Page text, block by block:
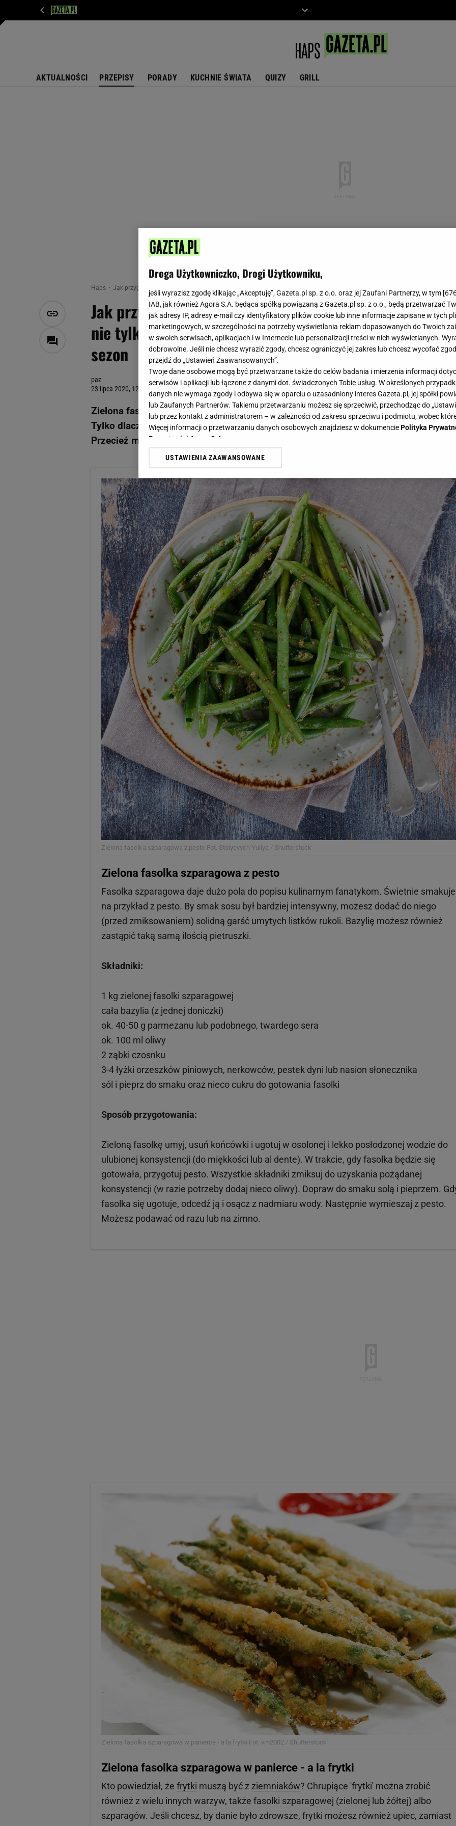
AKTUALNOŚCI PRZEPISY PORADY KUCHNIE ŚWIATA QUIZY GRILL
Haps Jak przygotować
Jak przyrządzić zieloną fasolkę szparagową? Jest
nie tylko z bułką tartą! Mamy 5 prostych przepisów na
sezon
paz
23 lipca 2020, 12:25
Zielona fasolka to obok cukinii, bobu i kalafiora, jedno z najlepszych letnich
Tylko dlaczego tak często traktujemy ją po macoszemu i serwujemy tylko z bułką?
Przecież można ją przyrządzić na tyle pysznych sposobów!
Zielona fasolka szparagowa z pesto Fot. Stolyevych Yuliya / Shutterstock
Zielona fasolka szparagowa z pesto
Fasolka szparagowa daje dużo pola do popisu kulinarnym fanatykom. Świetnie smakuje
na przykład z pesto. By smak sosu był bardziej intensywny, możesz dodać do niego
(przed zmiksowaniem) solidną garść umytych listków rukoli. Bazylię możesz również
zastąpić taką samą ilością pietruszki.
Składniki:
1 kg zielonej fasolki szparagowej
cała bazylia (z jednej doniczki)
ok. 40-50 g parmezanu lub podobnego, twardego sera
ok. 100 ml oliwy
2 ząbki czosnku
3-4 łyżki orzeszków piniowych, nerkowców, pestek dyni lub nasion słonecznika
sól i pieprz do smaku oraz nieco cukru do gotowania fasolki
Sposób przygotowania:
Zieloną fasolkę umyj, usuń końcówki i ugotuj w osolonej i lekko posłodzonej wodzie do
ulubionej konsystencji (do miękkości lub al dente). W trakcie, gdy fasolka będzie się
gotowała, przygotuj pesto. Wszystkie składniki zmiksuj do uzyskania pożądanej
konsystencji (w razie potrzeby dodaj nieco oliwy). Dopraw do smaku solą i pieprzem.
fasolka się ugotuje, odcedź ją i osącz z nadmiaru wody. Następnie wymieszaj z pesto.
Możesz podawać od razu lub na zimno.
Zielona fasolka szparagowa w panierce - a la frytki Fot. vm2002 / Shutterstock
Zielona fasolka szparagowa w panierce - a la frytki
Kto powiedział, że frytki muszą być z ziemniaków? Chrupiące 'frytki' można zrobić
również z wielu innych warzyw, także fasolki szparagowej (zielonej lub żółtej) albo
szparagów. Jeśli chcesz, by danie było zdrowsze, frytki możesz również upiec, zamiast
Droga Użytkowniczko, Drogi Użytkowniku,
jeśli wyrazisz zgodę klikając „Akceptuję”, Gazeta.pl sp. z o.o. oraz jej Zaufani Partnerzy, w tym [
IAB, jak również Agora S.A. będąca spółką powiązaną z Gazeta.pl sp. z o.o., będą przetwarzać
jak adresy IP, adresy e-mail czy identyfikatory plików cookie lub inne informacje zapisane w tych
marketingowych, w szczególności na potrzeby wyświetlania reklam dopasowanych do Twoich
w swoich serwisach, aplikacjach i w Internecie lub personalizacji treści w nich wyświetlanych.
dobrowolne. Jeśli nie chcesz wyrazić zgody, chcesz ograniczyć jej zakres lub chcesz wycofać
przejdź do „Ustawień Zaawansowanych”.
Twoje dane osobowe mogą być przetwarzane także do celów badania i mierzenia informacji
serwisów i aplikacji lub łączone z danymi dot. świadczonych Tobie usług. W określonych
danych nie wymaga zgody i odbywa się w oparciu o uzasadniony interes Gazeta.pl, jej spółki
lub Zaufanych Partnerów. Takiemu przetwarzaniu możesz się sprzeciwić, przechodząc do
lub przez kontakt z administratorem – w zależności od zakresu sprzeciwu i podmiotu, wobec
Więcej informacji o przetwarzaniu danych osobowych znajdziesz w dokumenciePolityka
Prywatności Agora S.A.
Klikając „Akceptuję” wyrażasz też zgodę na zainstalowanie i przechowywanie plików cookie
dotyczące plików cookie, wywołując narzędzie do zarządzania twoimi preferencjami dot.
odnośnik „Ustawienia prywatności ” w stopce serwisu i przechodząc do „Ustawień
plików cookie możliwa jest także za pomocą ustawień przeglądarki.
My, nasi Zaufani Partnerzy i Agora S.A. możemy przetwarzać dane osobowe w następujących
Użycie dokładnych danych geolokalizacyjnych. Aktywne skanowanie charakterystyki urządzenia
Przechowywanie informacji na urządzeniu lub dostęp do nich. Spersonalizowane reklamy i treści,
badnie odbiorców i ulepszanie usług.Lista Zaufanych Partnerów
USTAWIENIA ZAAWANSOWANE